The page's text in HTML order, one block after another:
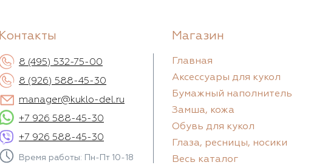
Контакты
8 (495) 532-75-00
8 (926) 588-45-30
manager@kuklo-del.ru
+7 926 588-45-30
+7 926 588-45-30
Время работы: Пн-Пт 10-18
Магазин
Главная
Аксессуары для кукол
Бумажный наполнитель
Замша, кожа
Обувь для кукол
Глаза, ресницы, носики
Весь каталог